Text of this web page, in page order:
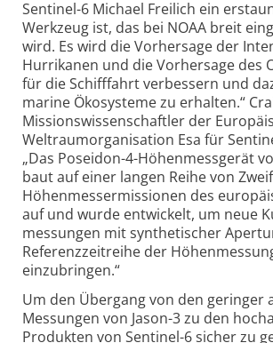
Sentinel-6 Michael Freilich ein
Werkzeug ist, das bei NOAA breit
wird. Es wird die Vorhersage der
Hurrikanen und die Vorhersage des
für die Schifffahrt verbessern und
marine Ökosysteme zu erhalten.“
Missions­wissenschaftler der
Weltraum­organisation Esa für
„Das Poseidon-4-Höhen­messgerät
baut auf einer langen Reihe von
Höhenmesser­missionen des
auf und wurde entwickelt, um neue
messungen mit synthetischer
Referenz­zeitreihe der
einzubringen.“
Um den Übergang von den geringer
Messungen von Jason-3 zu den
Produkten von Sentinel-6 sicher zu